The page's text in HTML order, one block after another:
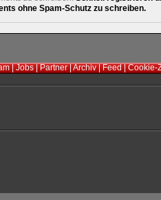
ohne Spam-Schutz zu schreiben.
|Jobs|Partner|Archiv|Feed|Cookie-